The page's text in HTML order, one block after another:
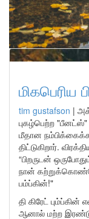
மிகபெரிய
tim gustafson |
புகழ்பெற்ற
மீதான
திட்டுகிறார்.
“பிறருடன்
நான்
பம்ப்கின்!"
தி கிரேட்
ஆனால் மற்ற